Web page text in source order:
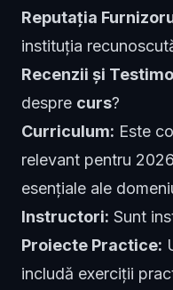
Reputația
instituția
Recenzii și
despre curs?
Curriculum: Este
relevant pentru
esențiale ale
Instructori: Sunt
Proiecte Practice:
includă exerciții